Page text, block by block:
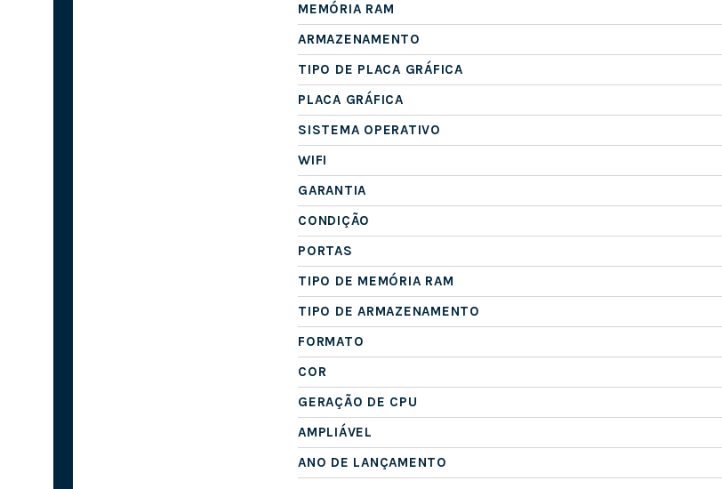
MEMÓRIA RAM
ARMAZENAMENTO
TIPO DE PLACA GRÁFICA
PLACA GRÁFICA
SISTEMA OPERATIVO
WIFI
GARANTIA
CONDIÇÃO
PORTAS
TIPO DE MEMÓRIA RAM
TIPO DE ARMAZENAMENTO
FORMATO
COR
GERAÇÃO DE CPU
AMPLIÁVEL
ANO DE LANÇAMENTO